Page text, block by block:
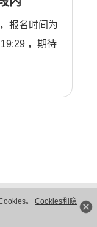
。 Cookies和隐
报名时间为
，期待